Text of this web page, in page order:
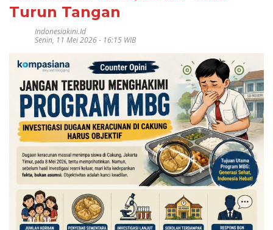
Turun Tangan
Indonesiakini.id
Senin, 11 Mei 2026 - 16:15 WIB